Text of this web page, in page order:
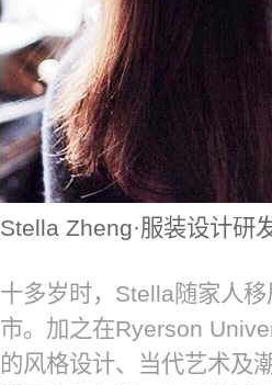
Stella Zheng·服装设计研
十多岁时，Stella随家人
市。加之在Ryerson
的风格设计、当代艺术及